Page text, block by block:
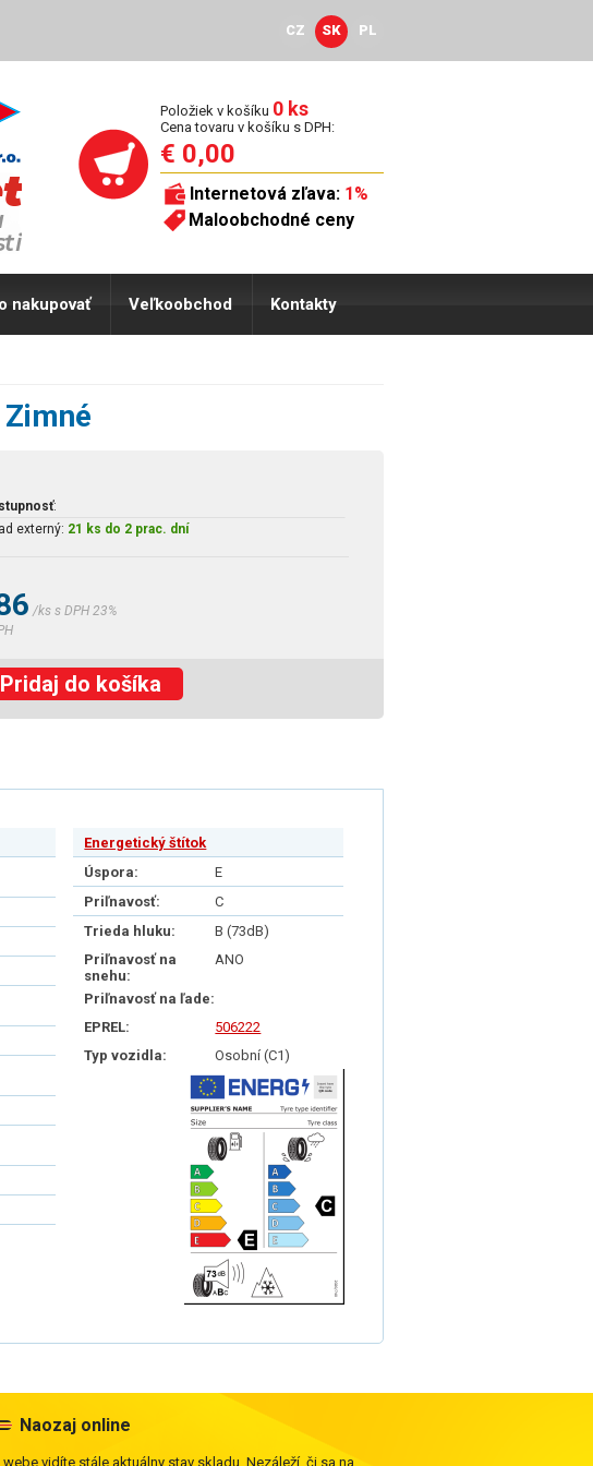
CZ SK PL
Položiek v košíku 0 ks
Cena tovaru v košíku s DPH:
€ 0,00
Internetová zľava: 1%
Maloobchodné ceny
nakupovať Veľkoobchod Kontakty
:
externý: 21 ks do 2 prac. dní
/ks s DPH 23%
Pridaj do košíka
Energetický štítok
Úspora:
E
Priľnavosť:
C
Trieda hluku:
B (73dB)
Priľnavosť na
snehu:
ANO
Priľnavosť na ľade:
EPREL:
506222
Typ vozidla:
Osobní (C1)
Naozaj online
webe vidíte stále aktuálny stav skladu. Nezáleží, či sa na